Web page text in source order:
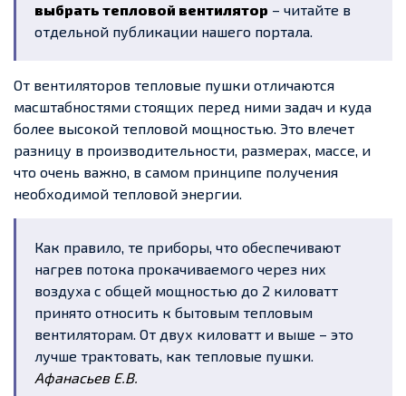
выбрать тепловой вентилятор – читайте в
отдельной публикации нашего портала.
От вентиляторов тепловые пушки отличаются
масштабностями стоящих перед ними задач и куда
более высокой тепловой мощностью. Это влечет
разницу в производительности, размерах, массе, и
что очень важно, в самом принципе получения
необходимой тепловой энергии.
Как правило, те приборы, что обеспечивают
нагрев потока прокачиваемого через них
воздуха с общей мощностью до 2 киловатт
принято относить к бытовым тепловым
вентиляторам. От двух киловатт и выше – это
лучше трактовать, как тепловые пушки.
Афанасьев Е.В.